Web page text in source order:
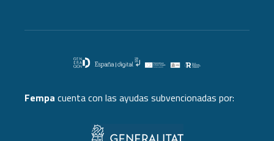
Fempa cuenta con las ayudas subvencionadas por: